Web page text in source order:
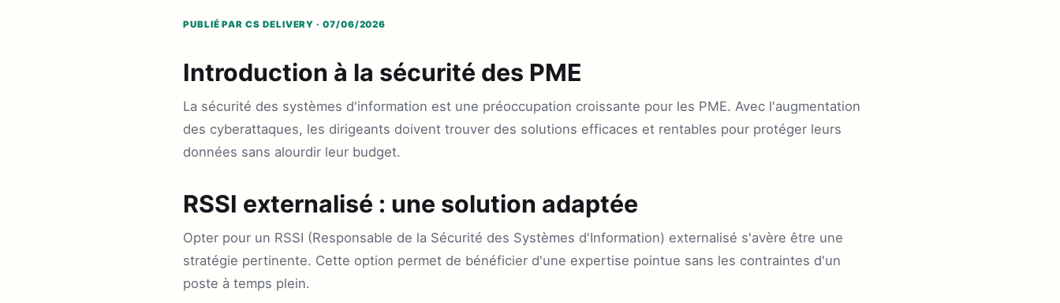
PUBLIÉ PAR CS DELIVERY · 07/06/2026
Introduction à la sécurité des PME
La sécurité des systèmes d'information est une préoccupation croissante pour les PME. Avec l'augmentation
des cyberattaques, les dirigeants doivent trouver des solutions efficaces et rentables pour protéger leurs
données sans alourdir leur budget.
RSSI externalisé : une solution adaptée
Opter pour un RSSI (Responsable de la Sécurité des Systèmes d'Information) externalisé s'avère être une
stratégie pertinente. Cette option permet de bénéficier d'une expertise pointue sans les contraintes d'un
poste à temps plein.